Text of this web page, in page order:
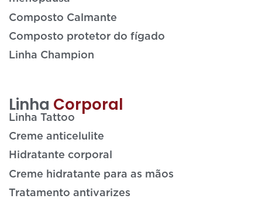
Composto Calmante
Composto protetor do fígado
Linha Champion
Linha Corporal
Linha Tattoo
Creme anticelulite
Hidratante corporal
Creme hidratante para as mãos
Tratamento antivarizes